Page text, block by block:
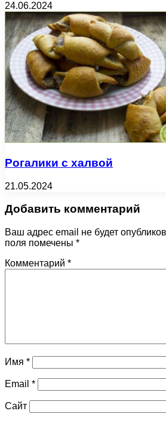
24.06.2024
Рогалики с халвой
21.05.2024
Добавить комментарий
Ваш адрес email не будет
поля помечены *
Комментарий *
Имя *
Email *
Сайт